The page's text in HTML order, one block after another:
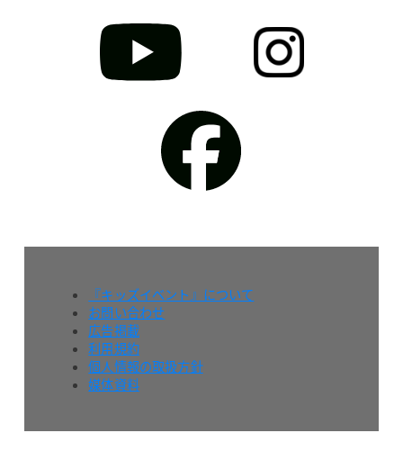
『キッズイベント』について
お問い合わせ
広告掲載
利用規約
個人情報の取扱方針
媒体資料